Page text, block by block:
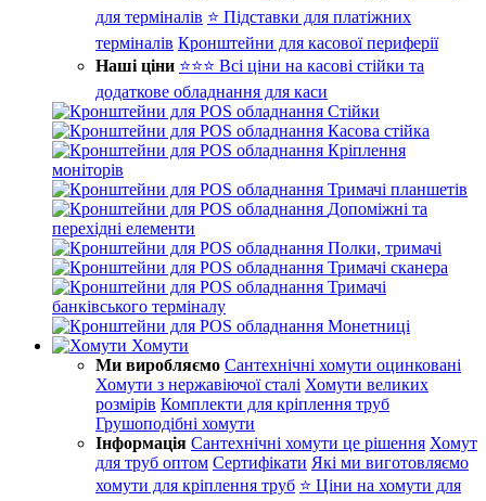
для терміналів ⭐ Підставки для платіжних
терміналів Кронштейни для касової периферії
Наші ціни ⭐⭐⭐ Всі ціни на касові стійки та
додаткове обладнання для каси
Стійки
Касова стійка
Кріплення
моніторів
Тримачі планшетів
Допоміжні та
перехідні елементи
Полки, тримачі
Тримачі сканера
Тримачі
банківського терміналу
Монетниці
Хомути
Ми виробляємо Сантехнічні хомути оцинковані
Хомути з нержавіючої сталі Хомути великих
розмірів Комплекти для кріплення труб
Грушоподібні хомути
Інформація Сантехнічні хомути це рішення Хомут
для труб оптом Сертифікати Які ми виготовляємо
хомути для кріплення труб ⭐ Ціни на хомути для